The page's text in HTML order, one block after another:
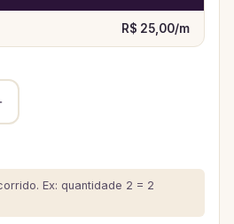
R$ 25,00/m
Ex: quantidade 2 = 2